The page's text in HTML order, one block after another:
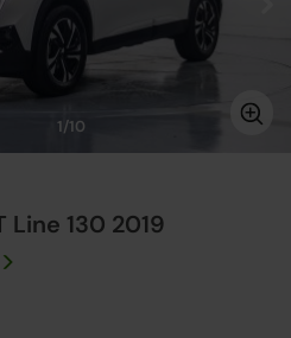
1/10
Line 130 2019